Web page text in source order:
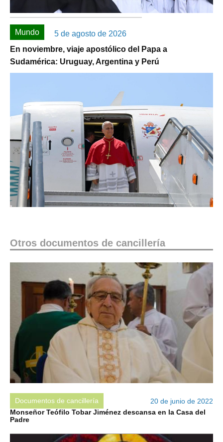
Mundo
5 de agosto de 2026
En noviembre, viaje apostólico del Papa a
Sudamérica: Uruguay, Argentina y Perú
Otros documentos de cancillería
Documentos de cancillería
20 de junio de 2022
Monseñor Teófilo Tobar Jiménez descansa en la Casa del
Padre